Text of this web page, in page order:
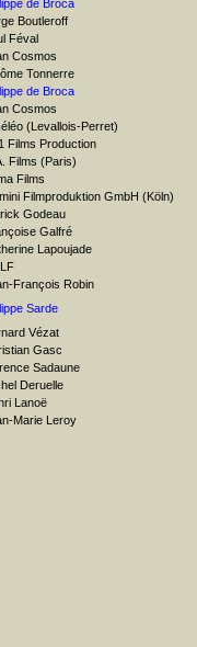
de Broca
Boutleroff
Féval
Cosmos
Tonnerre
de Broca
Cosmos
(Levallois-Perret)
Films Production
Films (Paris)
Films
Filmproduktion GmbH (Köln)
Godeau
Galfré
Lapoujade
François Robin
Sarde
Vézat
Gasc
Sadaune
Deruelle
Lanoë
Marie Leroy